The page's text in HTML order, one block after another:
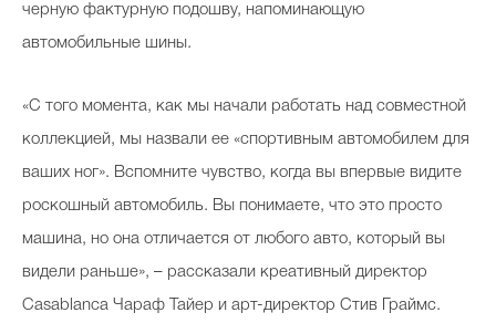
черную фактурную подошву, напоминающую
автомобильные шины.
«С того момента, как мы начали работать над совместной
коллекцией, мы назвали ее «спортивным автомобилем для
ваших ног». Вспомните чувство, когда вы впервые видите
роскошный автомобиль. Вы понимаете, что это просто
машина, но она отличается от любого авто, который вы
видели раньше», – рассказали креативный директор
Casablanca Чараф Тайер и арт-директор Стив Граймс.